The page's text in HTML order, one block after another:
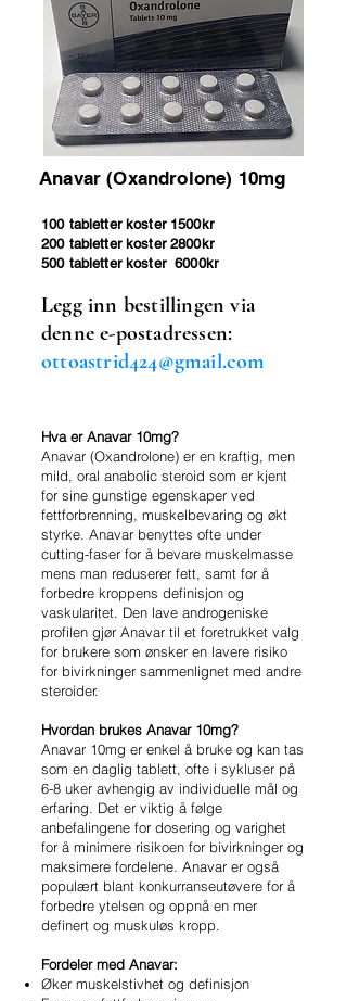
Anavar (Oxandrolone) 10mg
100 tabletter koster 1500kr
200 tabletter koster 2800kr
500 tabletter koster 6000kr
Legg inn bestillingen via
denne e-postadressen:
ottoastrid424@gmail.com
Hva er Anavar 10mg?
Anavar (Oxandrolone) er en kraftig, men
mild, oral anabolic steroid som er kjent
for sine gunstige egenskaper ved
fettforbrenning, muskelbevaring og økt
styrke. Anavar benyttes ofte under
cutting-faser for å bevare muskelmasse
mens man reduserer fett, samt for å
forbedre kroppens definisjon og
vaskularitet. Den lave androgeniske
profilen gjør Anavar til et foretrukket valg
for brukere som ønsker en lavere risiko
for bivirkninger sammenlignet med andre
steroider.
Hvordan brukes Anavar 10mg?
Anavar 10mg er enkel å bruke og kan tas
som en daglig tablett, ofte i sykluser på
6-8 uker avhengig av individuelle mål og
erfaring. Det er viktig å følge
anbefalingene for dosering og varighet
for å minimere risikoen for bivirkninger og
maksimere fordelene. Anavar er også
populært blant konkurranseutøvere for å
forbedre ytelsen og oppnå en mer
definert og muskuløs kropp.
Fordeler med Anavar:
Øker muskelstivhet og definisjon